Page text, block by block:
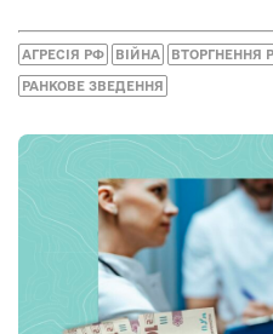
АГРЕСІЯ РФ ВІЙНА ВТОРГНЕННЯ
РАНКОВЕ ЗВЕДЕННЯ